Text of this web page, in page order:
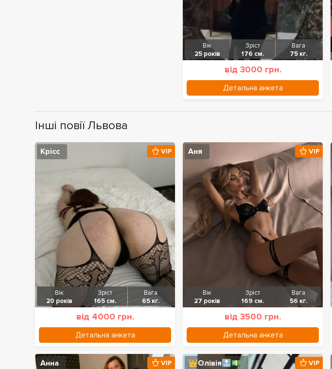
Вік
25 років
Зріст
176 см.
Вага
75 кг.
від 3000 грн.
Детальна анкета
Інші повії Львова
Крісс
Вік
20 років
Зріст
165 см.
Вага
65 кг.
від 4000 грн.
Детальна анкета
VIP Аня
Вік
27 років
Зріст
169 см.
Вага
56 кг.
від 3500 грн.
Детальна анкета
VIP
Анна VIP 👑Олівія🔝💵 VIP